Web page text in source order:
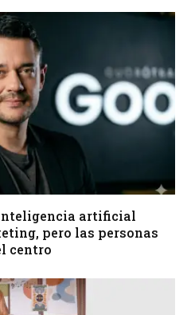
artificial
pero las personas
centro